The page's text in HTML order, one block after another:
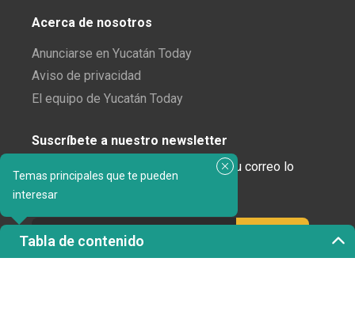
Temas principales que te pueden
interesar
Tabla de contenido
Acerca de nosotros
Anunciarse en Yucatán Today
Aviso de privacidad
El equipo de Yucatán Today
Suscríbete a nuestro newsletter
¿Enamorado de Yucatán? Recibe en tu correo lo
mejor de Yucatán Today.